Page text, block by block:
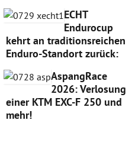
ECHT
Endurocup
kehrt an traditionsreichen
Enduro-Standort zurück:
AspangRace
2026: Verlosung
einer KTM EXC-F 250 und
mehr!